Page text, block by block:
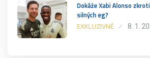
Dokáže Xabi Alonso
silných eg?
EXKLUZIVNĚ 8. 1.